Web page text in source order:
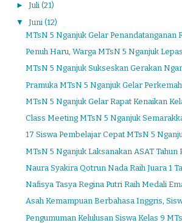
► Juli (21)
▼ Juni (12)
MTsN 5 Nganjuk Gelar Penandatanganan
Penuh Haru, Warga MTsN 5 Nganjuk
MTsN 5 Nganjuk Sukseskan Gerakan
Pramuka MTsN 5 Nganjuk Gelar
MTsN 5 Nganjuk Gelar Rapat Kenaikan
Class Meeting MTsN 5 Nganjuk
17 Siswa Pembelajar Cepat MTsN 5
MTsN 5 Nganjuk Laksanakan ASAT Tahun
Naura Syakira Qotrun Nada Raih Juara 1
Nafisya Tasya Regina Putri Raih Medali
Asah Kemampuan Berbahasa Inggris,
Pengumuman Kelulusan Siswa Kelas 9